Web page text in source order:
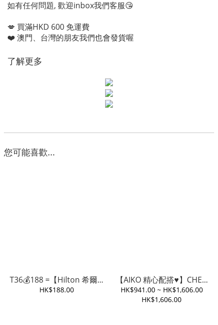
如有任何問題, 歡迎inbox我們客服😘
💋 買滿HKD 600 免運費
❤️ 澳門、台灣的朋友我們也會發貨喔
了解更多
您可能喜歡...
T36💰188 =【Hilton 希爾...
HK$188.00
【AIKO 精心配搭♥️】CHE...
HK$941.00 ~ HK$1,606.00
HK$1,606.00